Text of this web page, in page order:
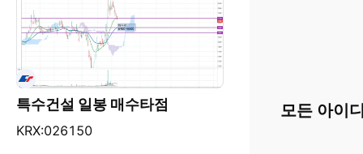
특수건설 일봉 매수타점
KRX:026150
모든 아이